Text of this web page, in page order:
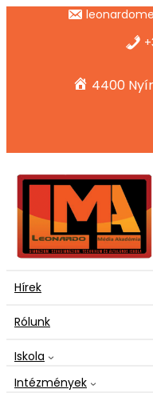
4400
Hírek
Rólunk
Iskola
Intézmények